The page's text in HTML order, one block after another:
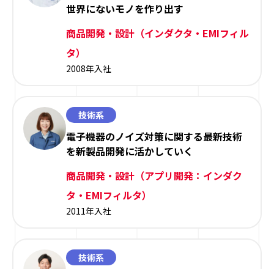
世界にないモノを作り出す
商品開発・設計（インダクタ・EMIフィル
タ）
2008年入社
技術系
電子機器のノイズ対策に関する最新技術
を新製品開発に活かしていく
商品開発・設計（アプリ開発：インダク
タ・EMIフィルタ）
2011年入社
技術系